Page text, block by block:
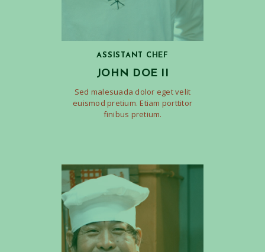
ASSISTANT CHEF
JOHN DOE II
Sed malesuada dolor eget velit
euismod pretium. Etiam porttitor
finibus pretium.